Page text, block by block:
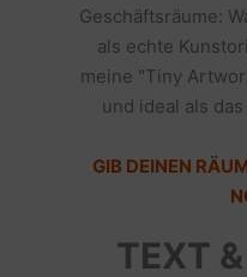
Geschäftsräume:
als echte
meine "Tiny
und ideal als
GIB DEINEN
TEXT